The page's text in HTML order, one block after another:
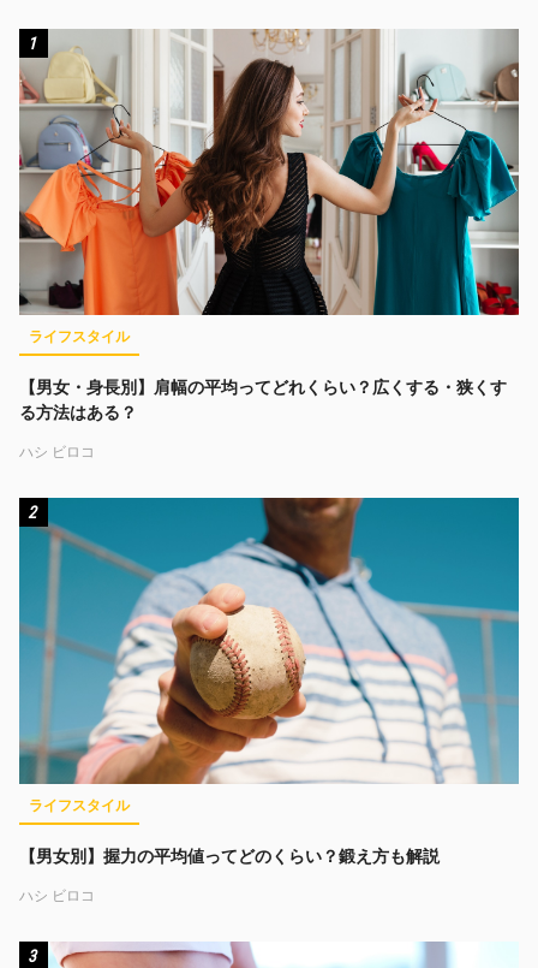
1
ライフスタイル
【男女・身長別】肩幅の平均ってどれくらい？広くする・狭くす
る方法はある？
ハシ ビロコ
2
ライフスタイル
【男女別】握力の平均値ってどのくらい？鍛え方も解説
ハシ ビロコ
3